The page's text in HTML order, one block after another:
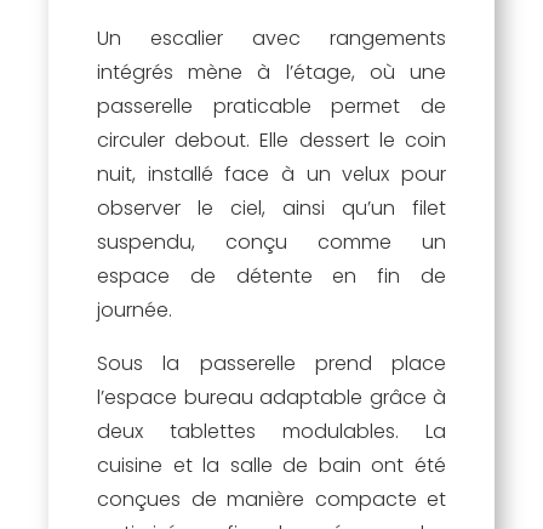
Un escalier avec rangements
intégrés mène à l’étage, où une
passerelle praticable permet de
circuler debout. Elle dessert le coin
nuit, installé face à un velux pour
observer le ciel, ainsi qu’un filet
suspendu, conçu comme un
espace de détente en fin de
journée.
Sous la passerelle prend place
l’espace bureau adaptable grâce à
deux tablettes modulables. La
cuisine et la salle de bain ont été
conçues de manière compacte et